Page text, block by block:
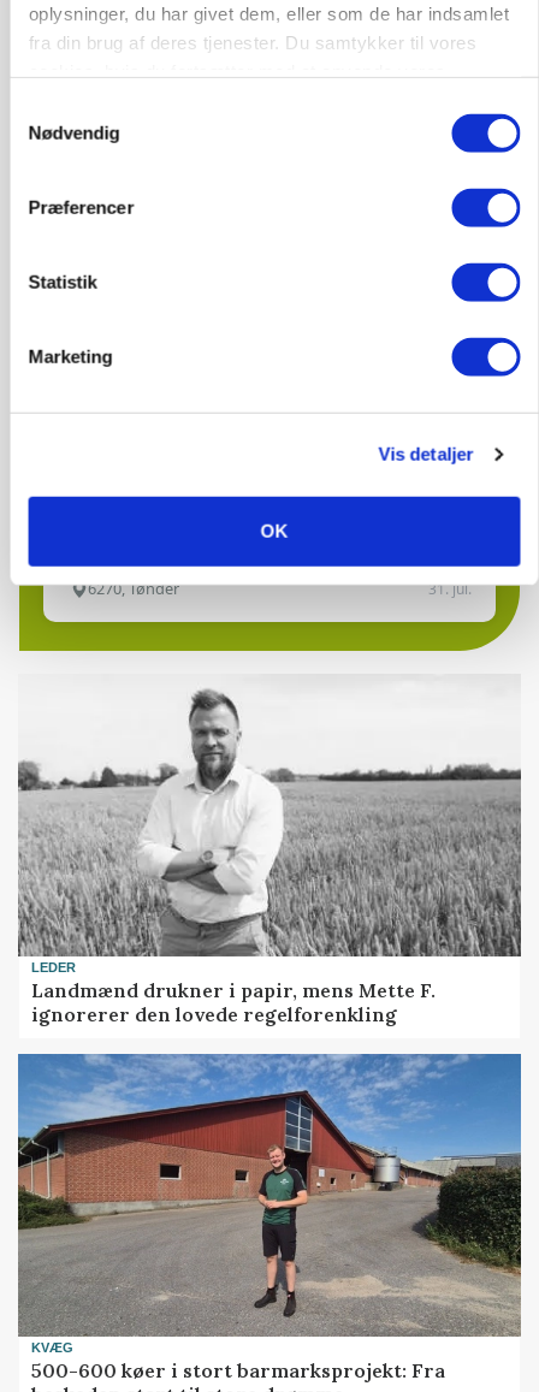
oplysninger, du har givet dem, eller som de har indsamlet
fra din brug af deres tjenester. Du samtykker til vores
Nødvendig
Præferencer
Statistik
Marketing
Vis detaljer
OK
Leder til klimastald
Klimastald
polteopformering
03. aug.
Medarbejder - fodermester søges
Kalve Grovfoder
6270, Tønder 31. jul.
LEDER
Landmænd drukner i papir, mens Mette F.
ignorerer den lovede regelforenkling
KVÆG
500-600 køer i stort barmarksprojekt: Fra